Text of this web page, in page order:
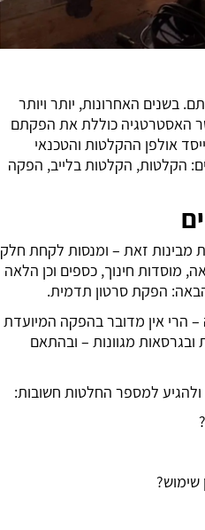
האחרונות, יותר ויותר
האסטרטגיה כוללת את הפקתם
אולפן ההקלטות והטכנאי
הקלטות, הקלטות בלייב, הפקה
מבינות זאת – ומנסות לקחת חלק
מוסדות חינוך, כספים וכן הלאה
הפקת סרטון תדמית.
הרי אין מדובר בהפקה המיועדת
ובגרסאות מגוונות – ובהתאם
למספר החלטות חשובות: